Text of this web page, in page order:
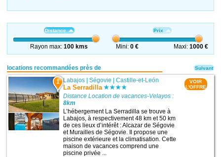
Distance
Rayon max:100 kms
Prix
Mini:0 € Maxi: 1000 €
locations recommandées près de
1 Labajos |Ségovie |Castille-et-León
La Serradilla
Distance Location de vacances-Velayos :
8km
L’hébergement La Serradilla se trouve à
Labajos, à respectivement 48 km et 50 km
de ces lieux d’intérêt : Alcazar de Ségovie
et Murailles de Ségovie. Il propose une
piscine extérieure et la climatisation. Cette
maison de vacances comprend une
piscine privée ...
VOIR
L'OFFRE
Suivant